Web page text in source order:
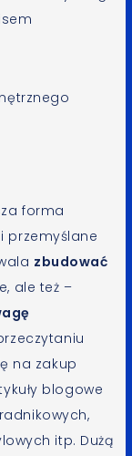
forma
przemyślane
zbudować
ale też –
na zakup
blogowe
itp. Dużą